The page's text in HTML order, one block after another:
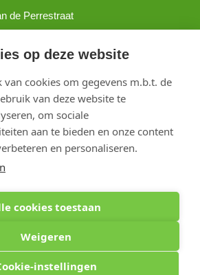
op deze website
van cookies om gegevens m.b.t. de
van deze website te
om sociale
aan te bieden en onze content
en personaliseren.
cookies toestaan
Weigeren
instellingen
de Perrestraat
optiphar.com. Alle rechten voorbehouden
BVBA) - Antwerpseweg 81b - 2440 Geel - BE